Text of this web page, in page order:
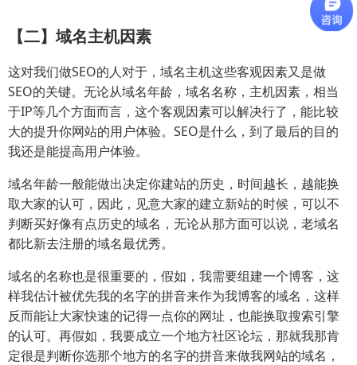
【二】域名主机因素
这对我们做SEO的人对于，域名主机这些客观因素又是做
SEO的关键。无论从域名年龄，域名名称，主机因素，相当
于IP等几个方面而言，这个客观因素可以解决行了，能比较
大的提升你网站的用户体验。SEO是什么，到了最后的目的
我还是能提高用户体验。
域名年龄一般能做出决定你建站的历史，时间越长，越能换
取大家的认可，因此，见意大家的建立新站的时候，可以不
判断买好像有点历史的域名，无论从那方面可以说，老域名
都比新去注册的域名最优秀。
域名的名称也是很重要的，假如，我需要组建一个博客，这
样我估计被优先我的名字的拼音来作为我博客的域名，这样
反而能让大家快速的记得一点你的网址，也能换取搜索引擎
的认可。再假如，我要成立一个地方社区论坛，那就我那肯
定很是判断你选那个地方的名字的拼音来做我网站的域名，